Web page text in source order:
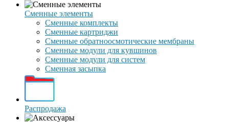
Сменные элементы
Сменные комплекты
Сменные картриджи
Сменные обратноосмотические мембраны
Сменные модули для кувшинов
Сменные модули для систем
Сменная засыпка
Распродажа